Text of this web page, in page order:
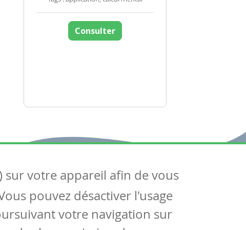
Consulter
Suivez-nous
Contactez-nous
Soutien scolaire
sur votre appareil afin de vous
pouvez désactiver l'usage
votre navigation sur